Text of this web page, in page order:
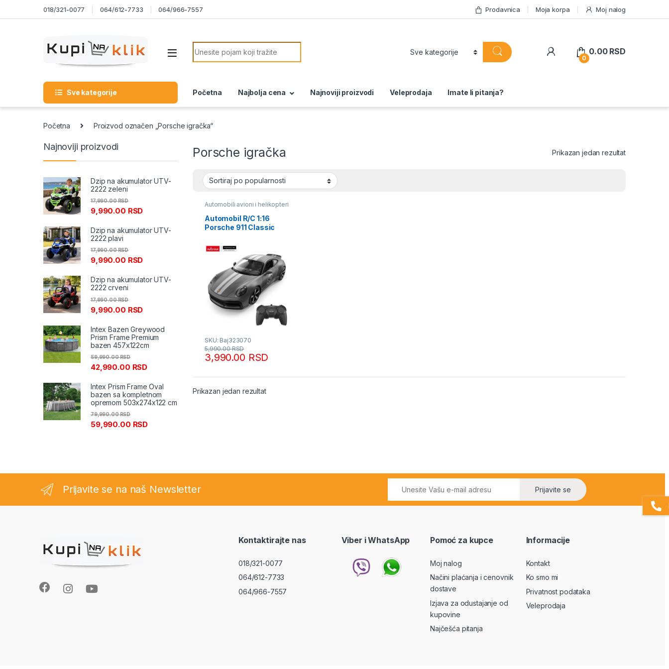
Skip to navigation018/321-0077 064/612-7733 064/966-7557 Prodavnica Moja korpa Moj nalog
Search for:
0
0.00 RSD
Sve kategorije Početna Najbolja cena Najnoviji proizvodi Veleprodaja Imate li pitanja?
Početna Proizvod označen „Porsche igračka“
Porsche igračka Prikazan jedan rezultat
Automobili avioni i helikopteri
Automobil R/C 1:16
Porsche 911 Classic
SKU: Baj323070
3,990.00 RSD
5,990.00RSD
Prikazan jedan rezultat
Najnoviji proizvodi
Dzip na akumulator UTV-
2222 zeleni
9,990.00 RSD
17,990.00RSD
Dzip na akumulator UTV-
2222 plavi
9,990.00 RSD
17,990.00RSD
Dzip na akumulator UTV-
2222 crveni
9,990.00 RSD
17,990.00RSD
Intex Bazen Greywood
Prism Frame Premium
bazen 457x122cm
42,990.00 RSD
59,990.00RSD
Intex Prism Frame Oval
bazen sa kompletnom
opremom 503x274x122 cm
59,990.00 RSD
79,990.00RSD
Prijavite se na naš Newsletter Prijavite se
Kontaktirajte nas
018/321-0077
064/612-7733
064/966-7557
Viber i WhatsApp Pomoć za kupce
Moj nalog
Načini plaćanja i cenovnik
dostave
Izjava za odustajanje od
kupovine
Najčešća pitanja
Informacije
Kontakt
Ko smo mi
Privatnost podataka
Veleprodaja